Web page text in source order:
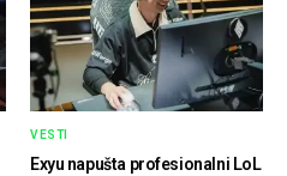
VESTI
Exyu napušta profesionalni LoL